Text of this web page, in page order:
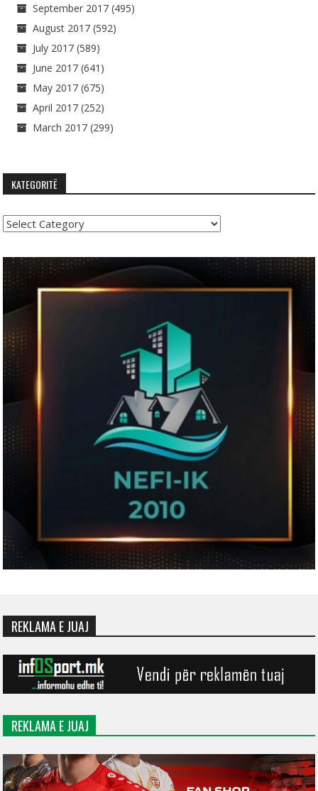
September 2017 (495)
August 2017 (592)
July 2017 (589)
June 2017 (641)
May 2017 (675)
April 2017 (252)
March 2017 (299)
KATEGORITË
Kategoritë
REKLAMA E JUAJ
REKLAMA E JUAJ